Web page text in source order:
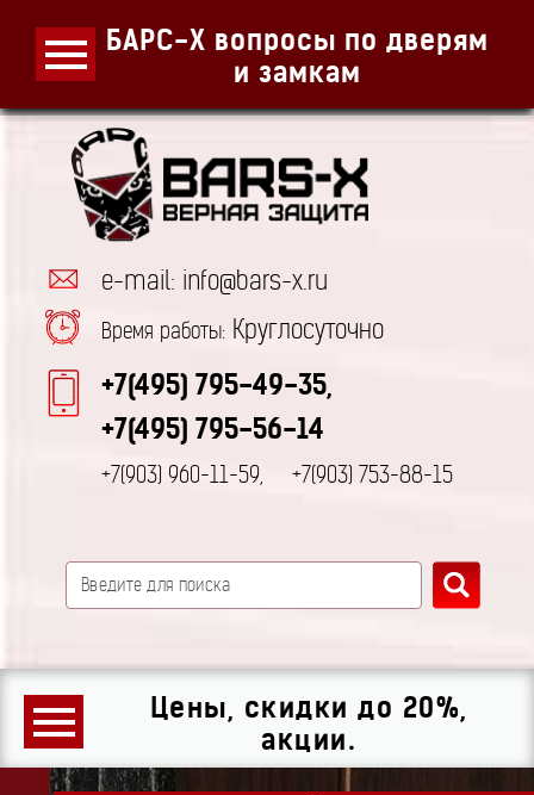
БАРС-Х вопросы по дверям
и замкам
e-mail: info@bars-x.ru
Время работы: Круглосуточно
+7(495) 795-49-35,
+7(495) 795-56-14
+7(903) 960-11-59, +7(903) 753-88-15
Цены, скидки до 20%,
акции.